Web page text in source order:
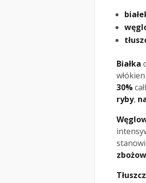
Białka
30%
ryby,